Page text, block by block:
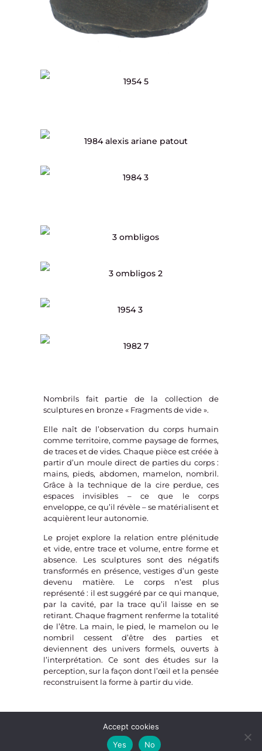
Nombrils fait partie de la collection de
sculptures en bronze « Fragments de vide ».
Elle naît de l’observation du corps humain
comme territoire, comme paysage de formes,
de traces et de vides. Chaque pièce est créée à
partir d’un moule direct de parties du corps :
mains, pieds, abdomen, mamelon, nombril.
Grâce à la technique de la cire perdue, ces
espaces invisibles – ce que le corps
enveloppe, ce qu’il révèle – se matérialisent et
acquièrent leur autonomie.
Le projet explore la relation entre plénitude
et vide, entre trace et volume, entre forme et
absence.
Les sculptures sont des négatifs
transformés en présence, vestiges d’un geste
devenu matière. Le corps n’est plus
représenté : il est suggéré par ce qui manque,
par la cavité, par la trace qu’il laisse en se
retirant. Chaque fragment renferme la totalité
de l’être. La main, le pied, le mamelon ou le
nombril cessent d’être des parties et
deviennent des univers formels, ouverts à
l’interprétation.
Ce sont des études sur la
perception, sur la façon dont l’œil et la pensée
reconstruisent la forme à partir du vide.
© 2025 Ariane Patout — All rights reserved
Accept cookies
Yes
No